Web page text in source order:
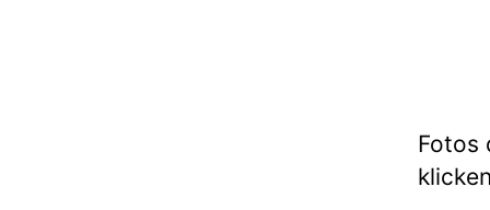
Fotos